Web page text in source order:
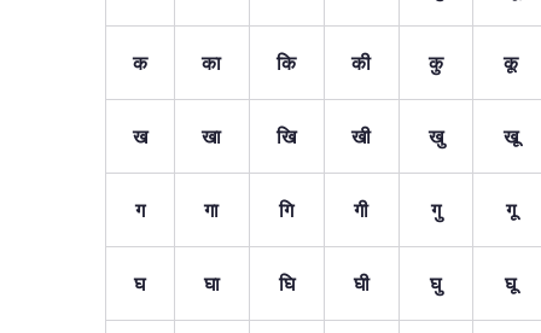
क का कि की कु कू
ख खा खि खी खु खू
ग गा गि गी गु गू
घ घा घि घी घु घू